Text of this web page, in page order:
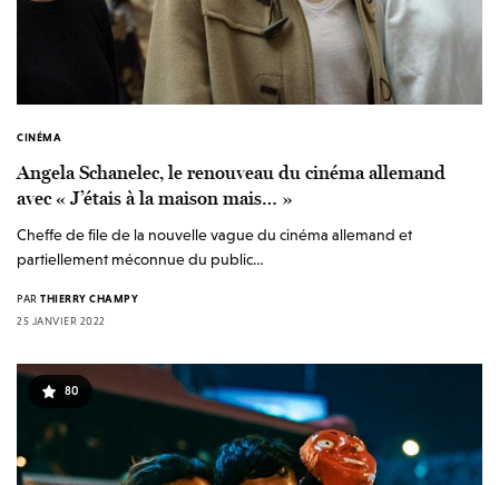
CINÉMA
Angela Schanelec, le renouveau du cinéma allemand
avec « J’étais à la maison mais… »
Cheffe de file de la nouvelle vague du cinéma allemand et
partiellement méconnue du public…
PAR THIERRY CHAMPY
25 JANVIER 2022
80